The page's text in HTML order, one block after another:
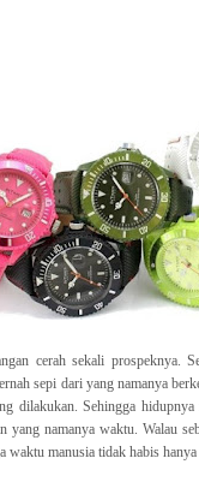
cerah sekali prospeknya.
sepi dari yang namanya
dilakukan. Sehingga
yang namanya waktu. Walau
waktu manusia tidak habis